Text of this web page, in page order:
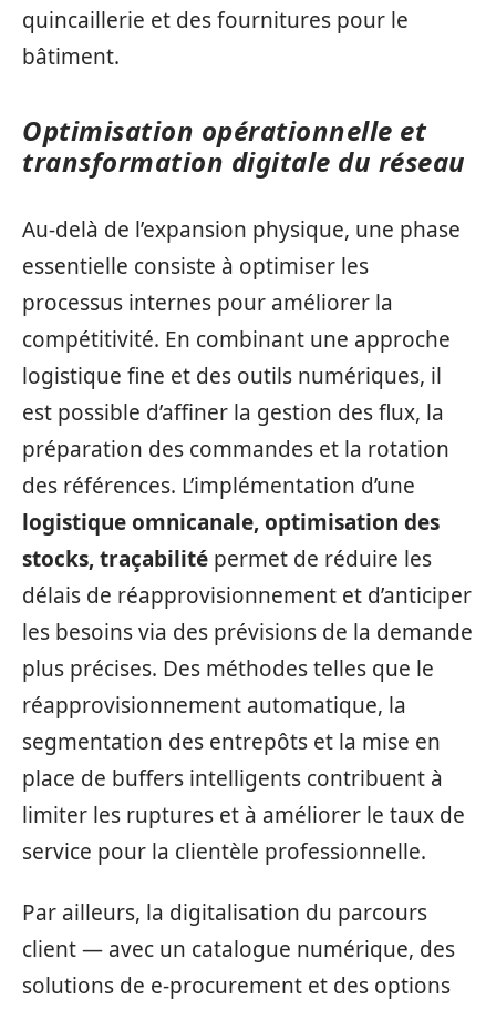
quincaillerie et des fournitures pour le
bâtiment.
Optimisation opérationnelle et
transformation digitale du réseau
Au-delà de l’expansion physique, une phase
essentielle consiste à optimiser les
processus internes pour améliorer la
compétitivité. En combinant une approche
logistique fine et des outils numériques, il
est possible d’affiner la gestion des flux, la
préparation des commandes et la rotation
des références. L’implémentation d’une
logistique omnicanale, optimisation des
stocks, traçabilité permet de réduire les
délais de réapprovisionnement et d’anticiper
les besoins via des prévisions de la demande
plus précises. Des méthodes telles que le
réapprovisionnement automatique, la
segmentation des entrepôts et la mise en
place de buffers intelligents contribuent à
limiter les ruptures et à améliorer le taux de
service pour la clientèle professionnelle.
Par ailleurs, la digitalisation du parcours
client — avec un catalogue numérique, des
solutions de e-procurement et des options